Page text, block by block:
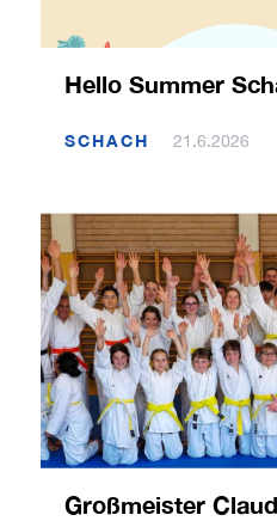
Hello Summer
SCHACH 21.6.2026
Großmeister